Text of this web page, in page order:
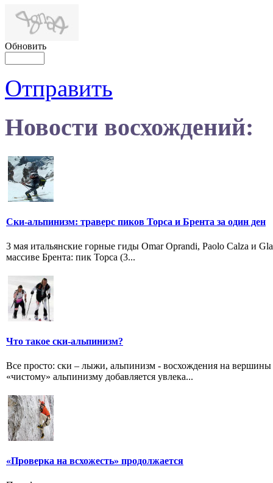
Обновить
Отправить
Новости восхождений:
Ски-альпинизм: траверс пиков Торса и Брента за один ден
3 мая итальянские горные гиды Omar Oprandi, Paolo Calza и
массиве Брента: пик Торса (3...
Что такое ски-альпинизм?
Все просто: ски – лыжи, альпинизм - восхождения на
«чистому» альпинизму добавляется увлека...
«Проверка на всхожесть» продолжается